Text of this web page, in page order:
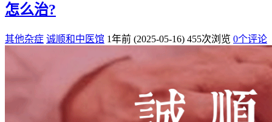
怎么治?
其他杂症 诚顺和中医馆 1年前 (2025-05-16) 455次浏览 0个评论